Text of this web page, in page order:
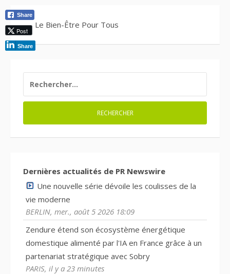
Le Bien-Être Pour Tous
Dernières actualités de PR Newswire
Une nouvelle série dévoile les coulisses de la
vie moderne
BERLIN, mer., août 5 2026 18:09
Zendure étend son écosystème énergétique
domestique alimenté par l'IA en France grâce à un
partenariat stratégique avec Sobry
PARIS, il y a 23 minutes
Share
Post
Share